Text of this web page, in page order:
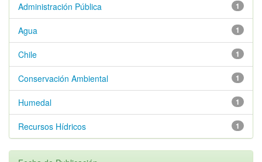
1
Administración Pública
1
Agua
1
Chile
1
Conservación Ambiental
1
Humedal
1
Recursos Hídricos